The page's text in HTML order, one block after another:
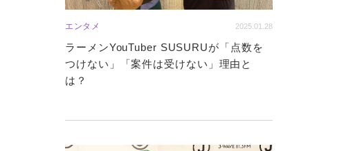
エンタメ 2025.01.28
ラーメンYouTuber SUSURUが「点数を
つけない」「案件は受けない」理由と
は？